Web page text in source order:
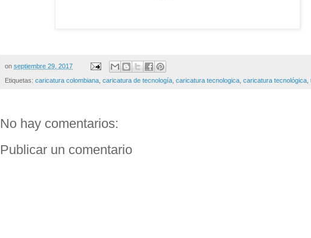
on septiembre 29, 2017
Etiquetas: caricatura colombiana caricatura de tecnología caricatura tecnologica caricatura tecnológica
No hay comentarios:
Publicar un comentario